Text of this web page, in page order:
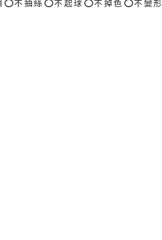
⭕不抽絲⭕不起球⭕不掉色⭕不變形